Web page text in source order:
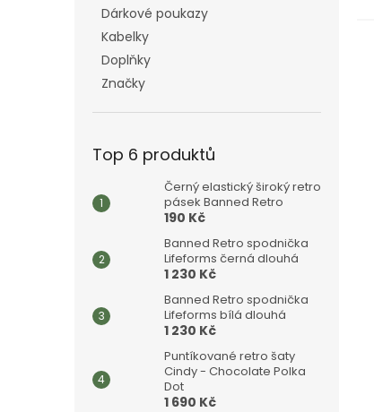
Dárkové poukazy
Kabelky
Doplňky
Značky
Top 6 produktů
Černý elastický široký retro
pásek Banned Retro
190 Kč
Banned Retro spodnička
Lifeforms černá dlouhá
1 230 Kč
Banned Retro spodnička
Lifeforms bílá dlouhá
1 230 Kč
Puntíkované retro šaty
Cindy - Chocolate Polka
Dot
1 690 Kč